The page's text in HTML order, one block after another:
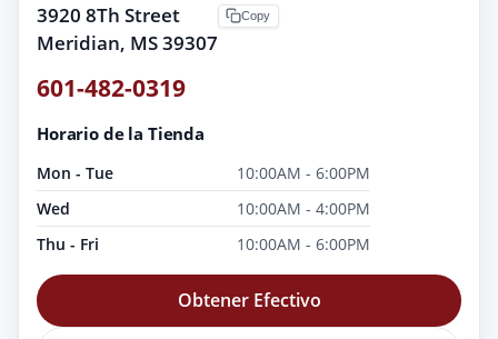
3920 8Th Street
Meridian, MS 39307
Copy
601-482-0319
Horario de la Tienda
Mon - Tue
10:00AM - 6:00PM
Wed
10:00AM - 4:00PM
Thu - Fri
10:00AM - 6:00PM
Obtener Efectivo